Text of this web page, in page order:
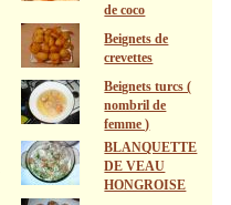
de coco
Beignets de
crevettes
Beignets turcs (
nombril de
femme )
BLANQUETTE
DE VEAU
HONGROISE